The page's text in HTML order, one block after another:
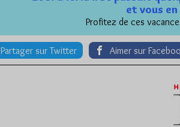
et vous
Profitez de ces
Partager sur Twitter Aimer sur